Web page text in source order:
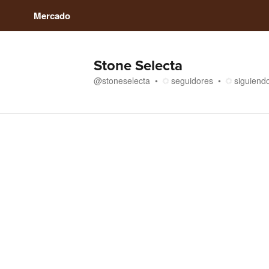
Mercado
Stone Selecta
@stoneselecta seguidores